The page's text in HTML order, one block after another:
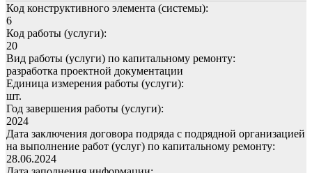
Код конструктивного элемента (системы):
6
Код работы (услуги):
20
Вид работы (услуги) по капитальному ремонту:
разработка проектной документации
Единица измерения работы (услуги):
шт.
Год завершения работы (услуги):
2024
Дата заключения договора подряда с подрядной организацией
на выполнение работ (услуг) по капитальному ремонту:
28.06.2024